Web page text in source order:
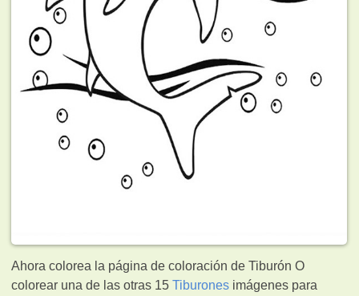
Ahora colorea la página de coloración de Tiburón O
colorear una de las otras 15Tiburones imágenes para